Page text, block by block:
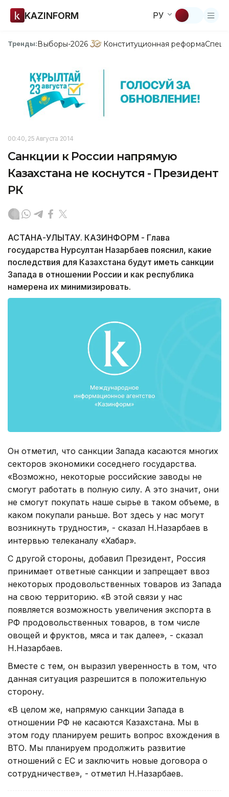
KAZINFORM РУ
Тренды:Выборы-2026 Конституционная реформа
00:40, 25 Августа 2014
Санкции к России напрямую
Казахстана не коснутся - Президент
РК
АСТАНА-УЛЫТАУ. КАЗИНФОРМ - Глава
государства Нурсултан Назарбаев пояснил, какие
последствия для Казахстана будут иметь санкции
Запада в отношении России и как республика
намерена их минимизировать.
Он отметил, что санкции Запада касаются многих
секторов экономики соседнего государства.
«Возможно, некоторые российские заводы не
смогут работать в полную силу. А это значит, они
не смогут покупать наше сырье в таком объеме, в
каком покупали раньше. Вот здесь у нас могут
возникнуть трудности», - сказал Н.Назарбаев в
интервью телеканалу «Хабар».
С другой стороны, добавил Президент, Россия
принимает ответные санкции и запрещает ввоз
некоторых продовольственных товаров из Запада
на свою территорию. «В этой связи у нас
появляется возможность увеличения экспорта в
РФ продовольственных товаров, в том числе
овощей и фруктов, мяса и так далее», - сказал
Н.Назарбаев.
Вместе с тем, он выразил уверенность в том, что
данная ситуация разрешится в положительную
сторону.
«В целом же, напрямую санкции Запада в
отношении РФ не касаются Казахстана. Мы в
этом году планируем решить вопрос вхождения в
ВТО. Мы планируем продолжить развитие
отношений с ЕС и заключить новые договора о
сотрудничестве», - отметил Н.Назарбаев.